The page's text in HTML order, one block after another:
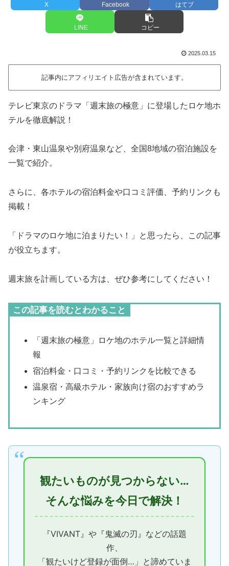
X Facebook はてブ
LINE コピー
2025.03.15
記事内にアフィリエイト広告が含まれています。
テレビ東京のドラマ「週末旅の極意」に登場したロケ地ホ
テルを徹底解説！
会津・東山温泉や別府温泉など、全国8地域の宿泊施設を
一覧で紹介。
さらに、各ホテルの宿泊料金や口コミ評価、予約リンクも
掲載！
「ドラマのロケ地に泊まりたい！」と思ったら、この記事
が役立ちます。
週末旅を計画している方は、ぜひ参考にしてください！
この記事を読むとわかること
「週末旅の極意」ロケ地のホテル一覧と詳細情
報
宿泊料金・口コミ・予約リンクを比較できる
温泉宿・高級ホテル・家族向け宿のおすすめラ
ンキング
観たいものが見つからない…
そんな悩みを今日で解決！
『VIVANT』や『鬼滅の刃』などの話題
作、
「観たいけど登録が面倒…」と諦めていま